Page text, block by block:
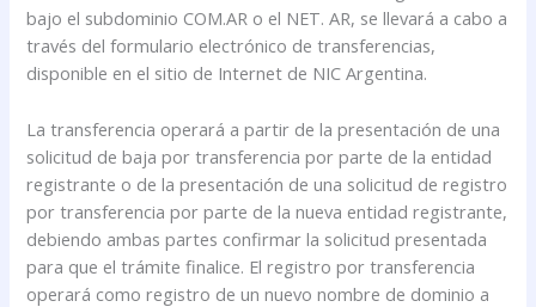
bajo el subdominio COM.AR o el NET. AR, se llevará a cabo a
través del formulario electrónico de transferencias,
disponible en el sitio de Internet de NIC Argentina.
La transferencia operará a partir de la presentación de una
solicitud de baja por transferencia por parte de la entidad
registrante o de la presentación de una solicitud de registro
por transferencia por parte de la nueva entidad registrante,
debiendo ambas partes confirmar la solicitud presentada
para que el trámite finalice. El registro por transferencia
operará como registro de un nuevo nombre de dominio a